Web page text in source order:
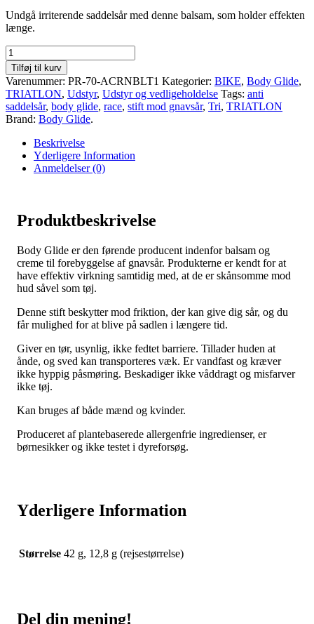
Undgå irriterende saddelsår med denne balsam, som holder effekten
længe.
Tilføj til kurv
Varenummer: PR-70-ACRNBLT1 Kategorier: BIKE, Body Glide,
TRIATLON, Udstyr, Udstyr og vedligeholdelse Tags: anti
saddelsår, body glide, race, stift mod gnavsår, Tri, TRIATLON
Brand: Body Glide.
Beskrivelse
Yderligere Information
Anmeldelser (0)
Produktbeskrivelse
Body Glide er den førende producent indenfor balsam og
creme til forebyggelse af gnavsår. Produkterne er kendt for at
have effektiv virkning samtidig med, at de er skånsomme mod
hud såvel som tøj.
Denne stift beskytter mod friktion, der kan give dig sår, og du
får mulighed for at blive på sadlen i længere tid.
Giver en tør, usynlig, ikke fedtet barriere. Tillader huden at
ånde, og sved kan transporteres væk. Er vandfast og kræver
ikke hyppig påsmøring. Beskadiger ikke våddragt og misfarver
ikke tøj.
Kan bruges af både mænd og kvinder.
Produceret af plantebaserede allergenfrie ingredienser, er
børnesikker og ikke testet i dyreforsøg.
Yderligere Information
Størrelse 42 g, 12,8 g (rejsestørrelse)
Del din mening!